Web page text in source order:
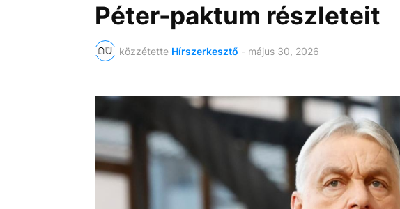
Péter-paktum részleteit
közzétette Hírszerkesztő - május 30, 2026